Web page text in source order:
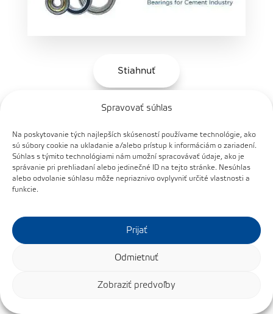
Spravovať súhlas
Na poskytovanie tých najlepších skúseností používame technológie, ako
sú súbory cookie na ukladanie a/alebo prístup k informáciám o zariadení.
Súhlas s týmito technológiami nám umožní spracovávať údaje, ako je
správanie pri prehliadaní alebo jedinečné ID na tejto stránke. Nesúhlas
alebo odvolanie súhlasu môže nepriaznivo ovplyvniť určité vlastnosti a
funkcie.
Prijať
Odmietnuť
Zobraziť predvoľby
Stiahnuť
Ložiská pre Elektromotory